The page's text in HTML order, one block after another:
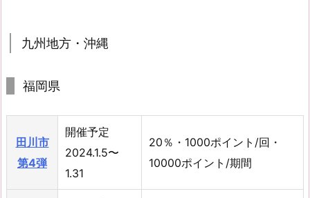
九州地方・沖縄
福岡県
田川市
第4弾
開催予定
2024.1.5〜
1.31
20％・1000ポイント/回・
10000ポイント/期間